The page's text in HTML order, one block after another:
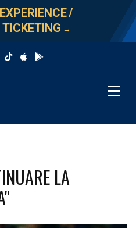
/
→
LA